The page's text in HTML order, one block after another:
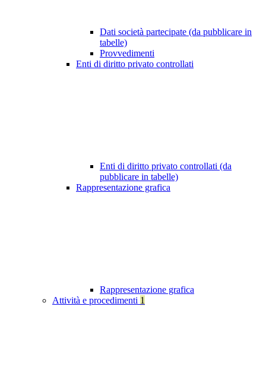
Dati società partecipate (da pubblicare in
tabelle)
Provvedimenti
Enti di diritto privato controllati
Enti di diritto privato controllati (da
pubblicare in tabelle)
Rappresentazione grafica
Rappresentazione grafica
Attività e procedimenti 1